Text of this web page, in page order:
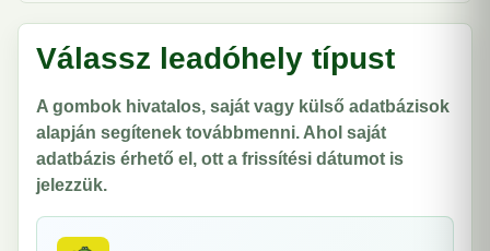
Válassz leadóhely típust
A gombok hivatalos, saját vagy külső adatbázisok
alapján segítenek továbbmenni. Ahol saját
adatbázis érhető el, ott a frissítési dátumot is
jelezzük.